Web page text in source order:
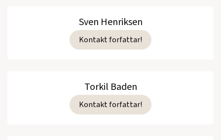
Sven Henriksen
Kontakt forfattar!
Torkil Baden
Kontakt forfattar!